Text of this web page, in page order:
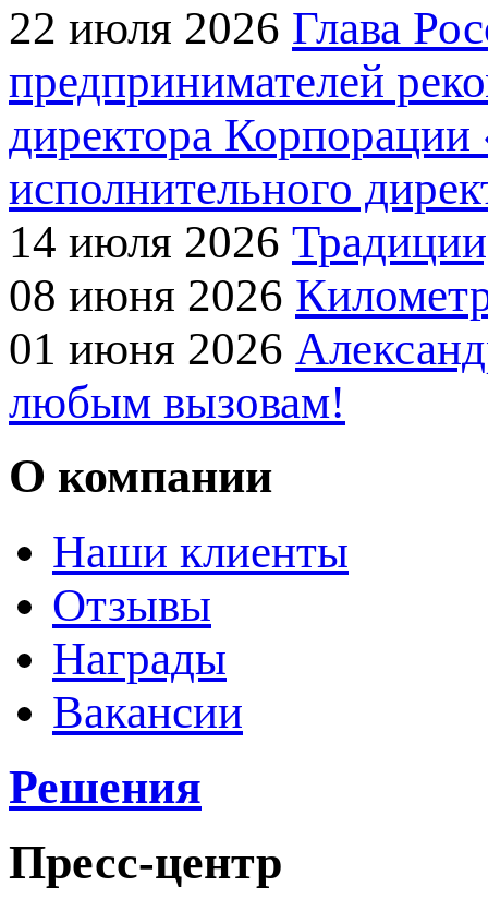
22 июля 2026 Глава
предпринимателей
директора
исполнительного
14 июля 2026
08 июня 2026
01 июня 2026
любым вызовам!
О компании
Наши клиенты
Отзывы
Награды
Вакансии
Решения
Пресс-центр